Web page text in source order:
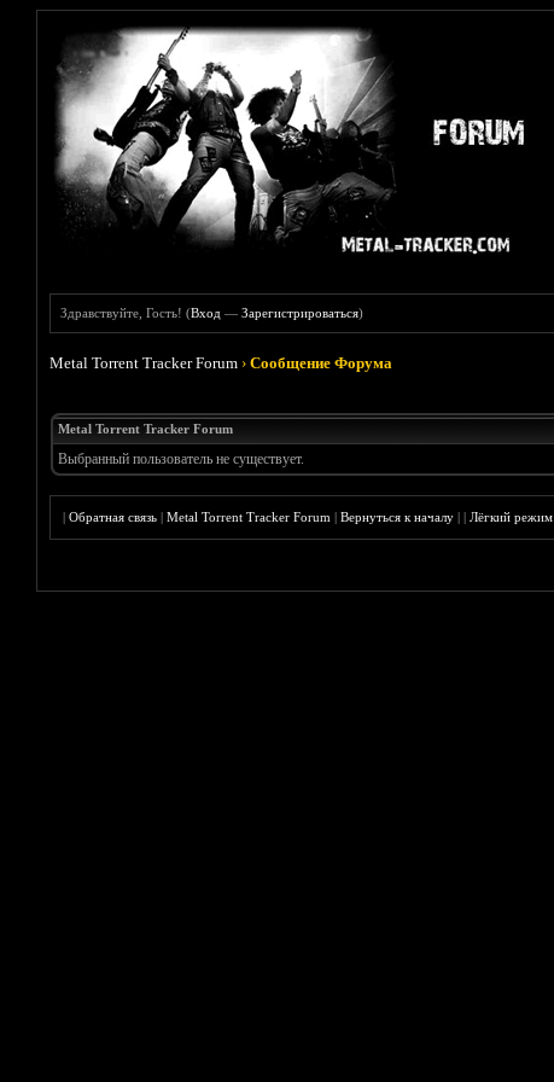
Здравствуйте, Гость! (Вход —Зарегистрироваться)
Metal Torrent Tracker Forum ›Сообщение Форума
Metal Torrent Tracker Forum
Выбранный пользователь не существует.
|Обратная связь |Metal Torrent Tracker Forum |Вернуться к началу ||Лёгкий режим